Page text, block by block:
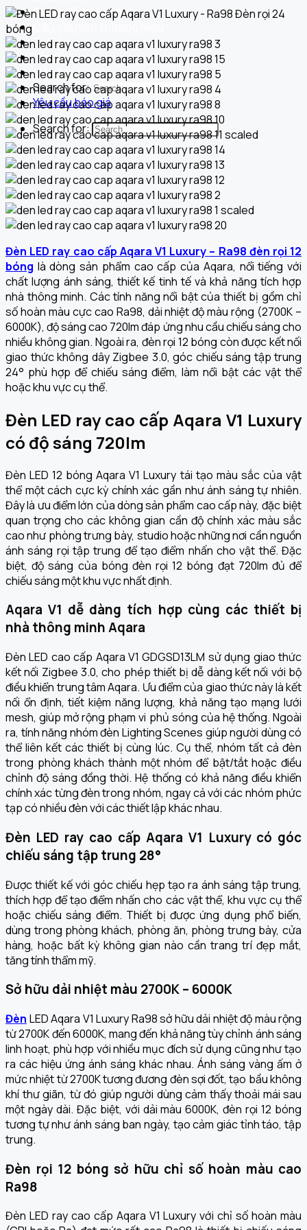
Dự án đã triển khai
Tài liệu
Tin tức
Liên hệ
Search for:
Yêu cầu báo giá
Search for:
Đèn LED ray cao cấp Aqara V1 Luxury – Ra98 đèn rọi 12
bóng là dòng sản phẩm cao cấp của Aqara, nổi tiếng với
chất lượng ánh sáng, thiết kế tinh tế và khả năng tích hợp
nhà thông minh. Các tính năng nổi bật của thiết bị gồm chỉ
số hoàn màu cực cao Ra98, dải nhiệt độ màu rộng (2700K –
6000K), độ sáng cao 720lm đáp ứng nhu cầu chiếu sáng cho
nhiều không gian. Ngoài ra, đèn rọi 12 bóng còn được kết nối
giao thức không dây Zigbee 3.0, góc chiếu sáng tập trung
24° phù hợp để chiếu sáng điểm, làm nổi bật các vật thể
hoặc khu vực cụ thể.
Đèn LED ray cao cấp Aqara V1 Luxury
có độ sáng 720lm
Đèn LED 12 bóng Aqara V1 Luxury tái tạo màu sắc của vật
thể một cách cực kỳ chính xác gần như ánh sáng tự nhiên.
Đây là ưu điểm lớn của dòng sản phẩm cao cấp này, đặc biệt
quan trọng cho các không gian cần độ chính xác màu sắc
cao như phòng trưng bày, studio hoặc những nơi cần nguồn
ánh sáng rọi tập trung để tạo điểm nhấn cho vật thể. Đặc
biệt, độ sáng của bóng đèn rọi 12 bóng đạt 720lm đủ để
chiếu sáng một khu vực nhất định.
Aqara V1 dễ dàng tích hợp cùng các thiết bị
nhà thông minh Aqara
Đèn LED cao cấp Aqara V1 GDGSD13LM sử dụng giao thức
kết nối Zigbee 3.0, cho phép thiết bị dễ dàng kết nối với bộ
điều khiển trung tâm Aqara. Ưu điểm của giao thức này là kết
nối ổn định, tiết kiệm năng lượng, khả năng tạo mạng lưới
mesh, giúp mở rộng phạm vi phủ sóng của hệ thống. Ngoài
ra, tính năng nhóm đèn Lighting Scenes giúp người dùng có
thể liên kết các thiết bị cùng lúc. Cụ thể, nhóm tất cả đèn
trong phòng khách thành một nhóm để bật/tắt hoặc điều
chỉnh độ sáng đồng thời. Hệ thống có khả năng điều khiển
chính xác từng đèn trong nhóm, ngay cả với các nhóm phức
tạp có nhiều đèn với các thiết lập khác nhau.
Đèn LED ray cao cấp Aqara V1 Luxury có góc
chiếu sáng tập trung 28°
Được thiết kế với góc chiếu hẹp tạo ra ánh sáng tập trung,
thích hợp để tạo điểm nhấn cho các vật thể, khu vực cụ thể
hoặc chiếu sáng điểm. Thiết bị được ứng dụng phổ biến,
dùng trong phòng khách, phòng ăn, phòng trưng bày, cửa
hàng, hoặc bất kỳ không gian nào cần trang trí đẹp mắt,
tăng tính thẩm mỹ.
Sở hữu dải nhiệt màu 2700K – 6000K
Đèn LED Aqara V1 Luxury Ra98 sở hữu dải nhiệt độ màu rộng
từ 2700K đến 6000K, mang đến khả năng tùy chỉnh ánh sáng
linh hoạt, phù hợp với nhiều mục đích sử dụng cũng như tạo
ra các hiệu ứng ánh sáng khác nhau. Ánh sáng vàng ấm ở
mức nhiệt từ 2700K tương đương đèn sợi đốt, tạo bầu không
khí thư giãn, từ đó giúp người dùng cảm thấy thoải mái sau
một ngày dài. Đặc biệt, với dải màu 6000K, đèn rọi 12 bóng
tương tự như ánh sáng ban ngày, tạo cảm giác tỉnh táo, tập
trung.
Đèn rọi 12 bóng sở hữu chỉ số hoàn màu cao
Ra98
Đèn LED ray cao cấp Aqara V1 Luxury với chỉ số hoàn màu